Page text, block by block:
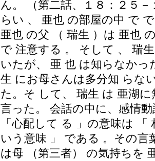
ん。 （第二話、１８：２５
らい 、 亜也 の部屋の中 で
亜也 の父 （ 瑞生 ）は 亜也
で 注意する 。 そして 、 瑞
いたが、 亜 也 は知らなかっ
生 にお母さんは多分知 らな
た。そ して、 瑞生 は 亜湖
言った。 会話の中に、感情
「心配して る 」の意味は
いう意味 」 である 。その言
は母 （第三者） の気持ちを